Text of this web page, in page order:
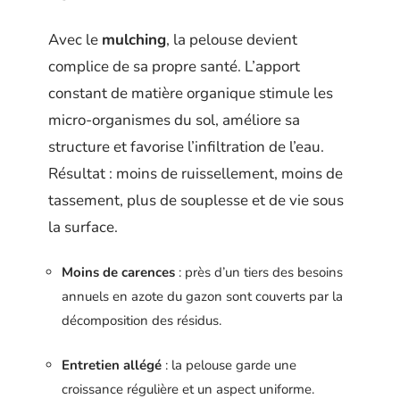
Avec le mulching, la pelouse devient
complice de sa propre santé. L’apport
constant de matière organique stimule les
micro-organismes du sol, améliore sa
structure et favorise l’infiltration de l’eau.
Résultat : moins de ruissellement, moins de
tassement, plus de souplesse et de vie sous
la surface.
Moins de carences : près d’un tiers des besoins
annuels en azote du gazon sont couverts par la
décomposition des résidus.
Entretien allégé : la pelouse garde une
croissance régulière et un aspect uniforme.